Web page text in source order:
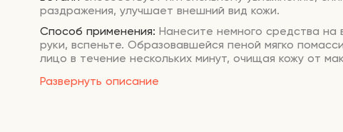
Развернуть описание
раздражения, улучшает внешний вид кожи.
Способ применения: Нанесите немного средства на
руки, вспеньте. Образовавшейся пеной мягко
лицо в течение нескольких минут, очищая кожу от